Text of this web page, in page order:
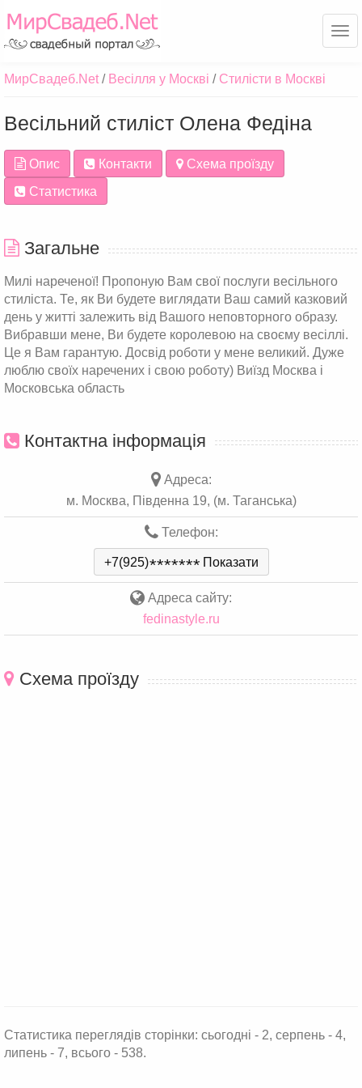
МирСвадеб.Net Весілля у Москві Стилісти в Москві
Весільний стиліст Олена Федіна
Опис Контакти
Схема проїзду
Статистика
Загальне
Милі нареченої! Пропоную Вам свої послуги весільного
стиліста. Те, як Ви будете виглядати Ваш самий казковий
день у житті залежить від Вашого неповторного образу.
Вибравши мене, Ви будете королевою на своєму весіллі.
Це я Вам гарантую. Досвід роботи у мене великий. Дуже
люблю своїх наречених і свою роботу) Виїзд Москва і
Московська область
Контактна інформація
Адреса:
м. Москва, Південна 19, (м. Таганська)
Телефон:
+7(925)******* Показати
Адреса сайту:
fedinastyle.ru
Схема проїзду
Статистика переглядів сторінки: сьогодні - 2, серпень - 4,
липень - 7, всього - 538.